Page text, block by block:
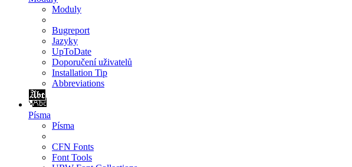
Moduly
Bugreport
Jazyky
UpToDate
Doporučení uživatelů
Installation Tip
Abbreviations
Písma
Písma
CFN Fonts
Font Tools